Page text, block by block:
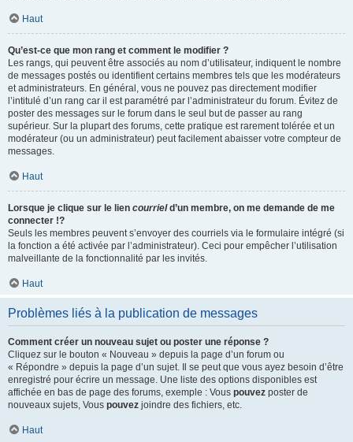
Haut
Qu’est-ce que mon rang et comment le modifier ?
Les rangs, qui peuvent être associés au nom d’utilisateur, indiquent le nombre
de messages postés ou identifient certains membres tels que les modérateurs
et administrateurs. En général, vous ne pouvez pas directement modifier
l’intitulé d’un rang car il est paramétré par l’administrateur du forum. Évitez de
poster des messages sur le forum dans le seul but de passer au rang
supérieur. Sur la plupart des forums, cette pratique est rarement tolérée et un
modérateur (ou un administrateur) peut facilement abaisser votre compteur de
messages.
Haut
Lorsque je clique sur le lien courrield’un membre, on me demande de me
connecter !?
Seuls les membres peuvent s’envoyer des courriels via le formulaire intégré (si
la fonction a été activée par l’administrateur). Ceci pour empêcher l’utilisation
malveillante de la fonctionnalité par les invités.
Haut
Problèmes liés à la publication de messages
Comment créer un nouveau sujet ou poster une réponse ?
Cliquez sur le bouton « Nouveau » depuis la page d’un forum ou
« Répondre » depuis la page d’un sujet. Il se peut que vous ayez besoin d’être
enregistré pour écrire un message. Une liste des options disponibles est
affichée en bas de page des forums, exemple : Vous pouvez poster de
nouveaux sujets, Vous pouvez joindre des fichiers, etc.
Haut